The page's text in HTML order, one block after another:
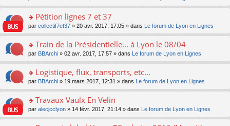
nt
c
e
nt
n
le
pl
u
ré
c
e
nt
e
n
n
le
pl
u
ré
c
e
nt
a
g
e
n
n
le
pl
u
ré
c
e
le
m
e
a
g
e
n
n
le
pl
u
n
ult
er
le
m
e
a
g
e
n
n
o
n
ult
er
le
m
e
a
g
e
Pétition lignes 7 et 37
par collectif7et37 » 20 avr. 2017, 17:05 » dans Le forum de Lyon en Lignes
o
n
ult
er
le
m
e
Train de la Présidentielle... à Lyon le 08/04
par BBArchi » 02 avr. 2017, 17:57 » dans Le forum de Lyon en Lignes
o
n
ult
er
le
Logistique, flux, transports, etc...
par BBArchi » 19 mars 2017, 12:31 » dans Le forum de Lyon en Lignes
o
n
Travaux Vaulx En Velin
par alecjcclyon » 14 févr. 2017, 21:14 » dans Le forum de Lyon en Lignes